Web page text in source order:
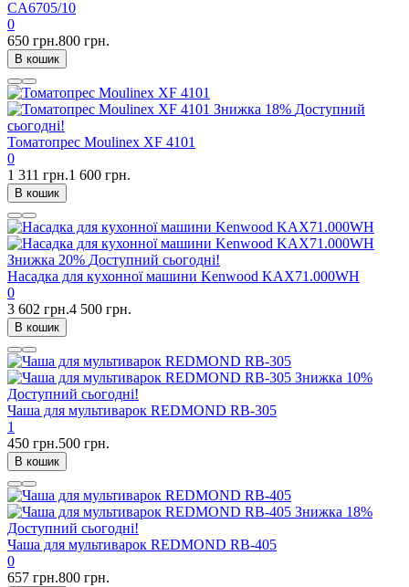
CA6705/10
0
650 грн.800 грн.
В кошик
Знижка 18% Доступний
сьогодні!
Томатопрес Moulinex XF 4101
0
1 311 грн.1 600 грн.
В кошик
Знижка 20% Доступний сьогодні!
Насадка для кухонної машини Kenwood KAX71.000WH
0
3 602 грн.4 500 грн.
В кошик
Знижка 10%
Доступний сьогодні!
Чаша для мультиварок REDMOND RB-305
1
450 грн.500 грн.
В кошик
Знижка 18%
Доступний сьогодні!
Чаша для мультиварок REDMOND RB-405
0
657 грн.800 грн.